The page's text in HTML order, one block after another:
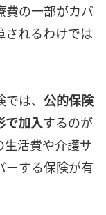
費の一部がカバ
されるわけでは
は、 公的保険
で加入するのが
活費や介護サ
ーする保険が有